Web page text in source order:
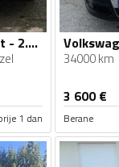
Volkswagen - Passat - 2.0 16v
1 dan
34000 km
3 600€
Berane